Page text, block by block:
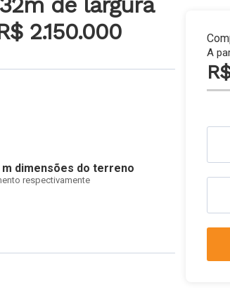
2.150.000
m dimensões do terreno
respectivamente
A